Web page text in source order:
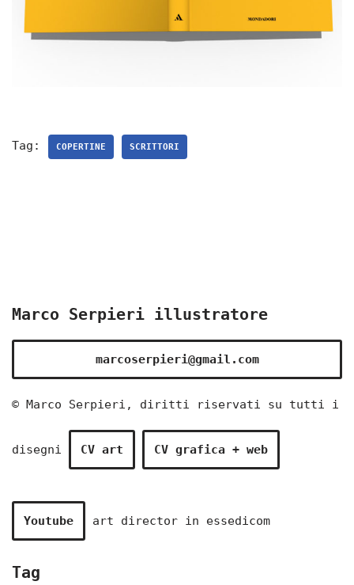
Tag: COPERTINE SCRITTORI
Marco Serpieri illustratore
marcoserpieri@gmail.com
© Marco Serpieri, diritti riservati su tutti i
disegni CV art CV grafica + web
Youtube art director in essedicom
Tag